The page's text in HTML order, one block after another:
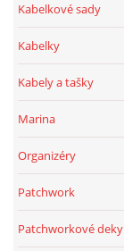
Kabelkové sady
Kabelky
Kabely a tašky
Marina
Organizéry
Patchwork
Patchworkové deky